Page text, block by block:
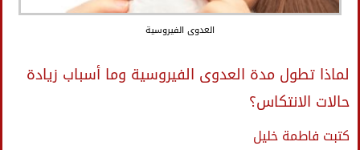
العدوى الفيروسية
لماذا تطول مدة العدوى الفيروسية وما أسباب زيادة
حالات الانتكاس؟
كتبت فاطمة خليل